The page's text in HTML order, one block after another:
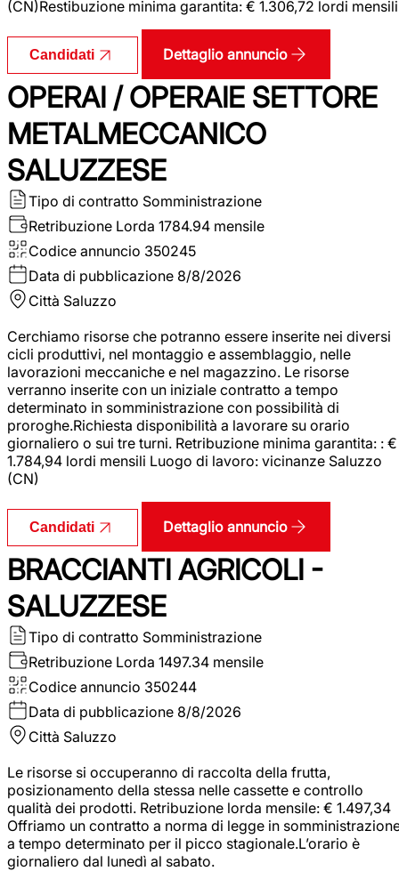
(CN)Restibuzione minima garantita: € 1.306,72 lordi mensili
Candidati Dettaglio annuncio
OPERAI / OPERAIE SETTORE
METALMECCANICO
SALUZZESE
Tipo di contratto Somministrazione
Retribuzione Lorda 1784.94 mensile
Codice annuncio 350245
Data di pubblicazione 8/8/2026
Città Saluzzo
Cerchiamo risorse che potranno essere inserite nei diversi
cicli produttivi, nel montaggio e assemblaggio, nelle
lavorazioni meccaniche e nel magazzino. Le risorse
verranno inserite con un iniziale contratto a tempo
determinato in somministrazione con possibilità di
proroghe.Richiesta disponibilità a lavorare su orario
giornaliero o sui tre turni. Retribuzione minima garantita: : €
1.784,94 lordi mensili Luogo di lavoro: vicinanze Saluzzo
(CN)
Candidati Dettaglio annuncio
BRACCIANTI AGRICOLI -
SALUZZESE
Tipo di contratto Somministrazione
Retribuzione Lorda 1497.34 mensile
Codice annuncio 350244
Data di pubblicazione 8/8/2026
Città Saluzzo
Le risorse si occuperanno di raccolta della frutta,
posizionamento della stessa nelle cassette e controllo
qualità dei prodotti. Retribuzione lorda mensile: € 1.497,34
Offriamo un contratto a norma di legge in
a tempo determinato per il picco stagionale.L’orario è
giornaliero dal lunedì al sabato.